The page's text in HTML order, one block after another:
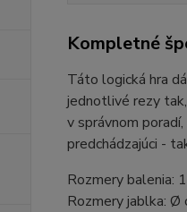
Kompletné
Táto logická hra
jednotlivé rezy
v správnom
predchádzajúci -
Rozmery balenia:
Rozmery jablka: Ø